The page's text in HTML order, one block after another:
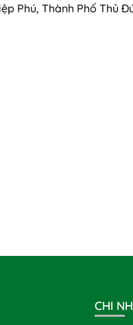
Phú, Thành Phố Thủ
CHI